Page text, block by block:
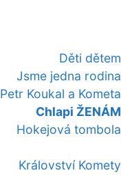
Děti dětem
Jsme jedna rodina
Petr Koukal a Kometa
Chlapi ŽENÁM
Hokejová tombola
Království Komety